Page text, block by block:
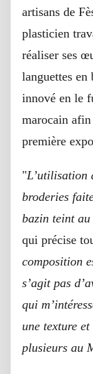
artisans de
plasticien
réaliser ses
languettes
innové en le
marocain afin
première
"L’utilisation
broderies
bazin teint
qui précise
composition
s’agit pas
qui
une texture
plusieurs au